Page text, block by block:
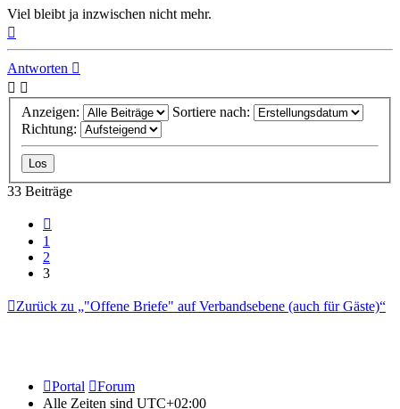
Viel bleibt ja inzwischen nicht mehr.
Antworten
Anzeigen:
Sortiere nach:
Richtung:
33 Beiträge
1
2
3
Zurück zu „"Offene Briefe" auf Verbandsebene (auch für Gäste)“
Portal
Forum
Alle Zeiten sind UTC+02:00